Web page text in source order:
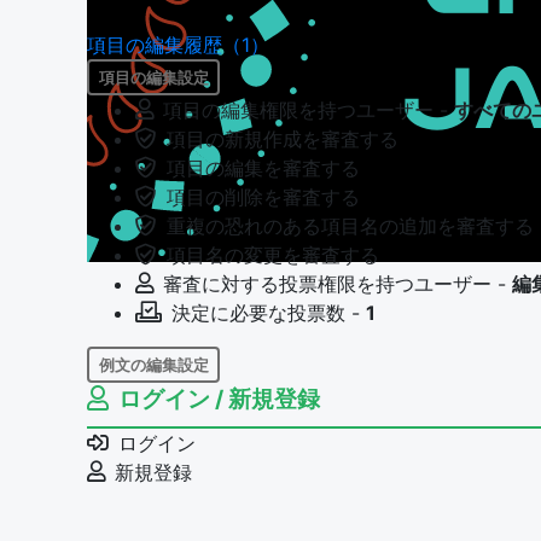
項目の編集履歴（1）
項目の編集設定
項目の編集権限を持つユーザー -すべての
項目の新規作成を審査する
項目の編集を審査する
項目の削除を審査する
重複の恐れのある項目名の追加を審査する
項目名の変更を審査する
審査に対する投票権限を持つユーザー - 編
決定に必要な投票数 - 1
例文の編集設定
例文の編集権限を持つユーザー -
例文の編集を審査する
例文の削除を審査する
審査に対する投票権限を持つユーザー -
ログイン / 新規登録
ログイン
新規登録